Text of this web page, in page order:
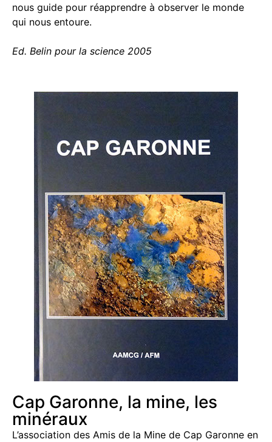
nous guide pour réapprendre à observer le monde
qui nous entoure.
Ed. Belin pour la science 2005
Cap Garonne, la mine, les
minéraux
L’association des Amis de la Mine de Cap Garonne en